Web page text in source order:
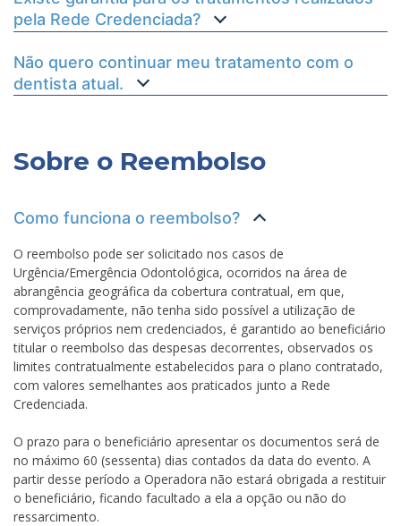
pela Rede Credenciada?
Não quero continuar meu tratamento com o
dentista atual.
Sobre o Reembolso
Como funciona o reembolso?
O reembolso pode ser solicitado nos casos de
Urgência/Emergência Odontológica, ocorridos na área de
abrangência geográfica da cobertura contratual, em que,
comprovadamente, não tenha sido possível a utilização de
serviços próprios nem credenciados, é garantido ao beneficiário
titular o reembolso das despesas decorrentes, observados os
limites contratualmente estabelecidos para o plano contratado,
com valores semelhantes aos praticados junto a Rede
Credenciada.
O prazo para o beneficiário apresentar os documentos será de
no máximo 60 (sessenta) dias contados da data do evento. A
partir desse período a Operadora não estará obrigada a restituir
o beneficiário, ficando facultado a ela a opção ou não do
ressarcimento.